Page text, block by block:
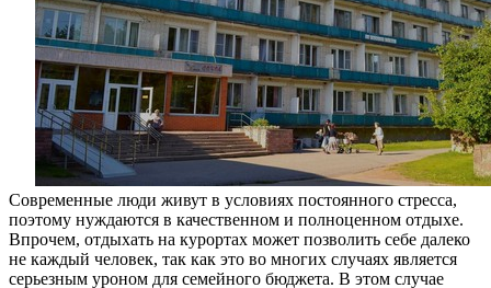
Современные люди живут в условиях постоянного стресса,
поэтому нуждаются в качественном и полноценном отдыхе.
Впрочем, отдыхать на курортах может позволить себе далеко
не каждый человек, так как это во многих случаях является
серьезным уроном для семейного бюджета. В этом случае